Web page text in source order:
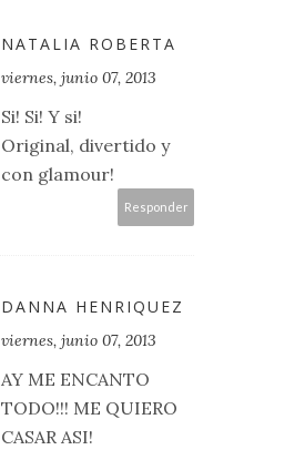
NATALIA ROBERTA
viernes, junio 07, 2013
Si! Si! Y si!
Original, divertido y
con glamour!
Responder
DANNA HENRIQUEZ
viernes, junio 07, 2013
AY ME ENCANTO
TODO!!! ME QUIERO
CASAR ASI!